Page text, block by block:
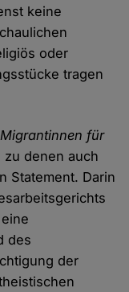
keine
oder
tragen
Migrantinnen für
zu denen auch
Statement. Darin
des
der